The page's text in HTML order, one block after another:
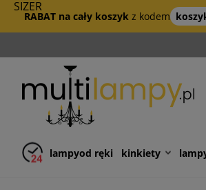
RABAT na cały koszyk z kodem
lampyod ręki kinkiety
SIZER